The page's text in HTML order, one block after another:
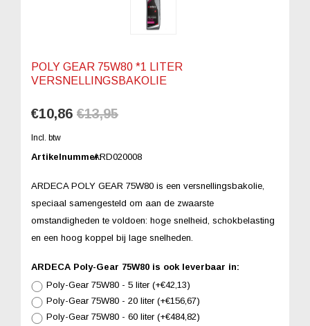
POLY GEAR 75W80 *1 LITER
VERSNELLINGSBAKOLIE
€10,86 €13,95
Incl. btw
Artikelnummer:ARD020008
ARDECA POLY GEAR 75W80 is een versnellingsbakolie,
speciaal samengesteld om aan de zwaarste
omstandigheden te voldoen: hoge snelheid, schokbelasting
en een hoog koppel bij lage snelheden.
ARDECA Poly-Gear 75W80 is ook leverbaar in:
Poly-Gear 75W80 - 5 liter (+€42,13)
Poly-Gear 75W80 - 20 liter (+€156,67)
Poly-Gear 75W80 - 60 liter (+€484,82)